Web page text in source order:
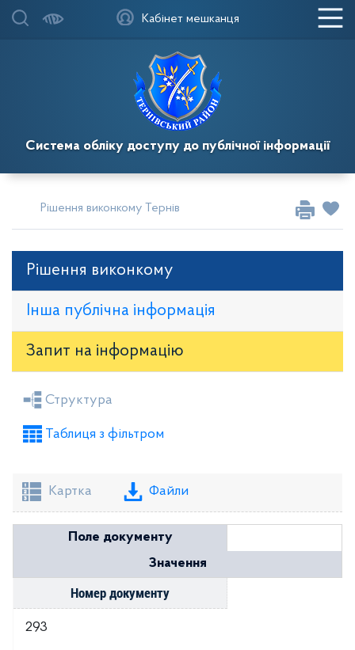
Система обліку доступу до публічної інформації
Кабінет мешканця
Рішення виконкому Тернівської районної у місті ради
Рішення виконкому
Інша публічна інформація
Запит на iнформацію
Засідання районної ради
Проекти рішень районної ради
Структура
Таблиця з фільтром
Картка Файли
Поле документу
Значення
Номер документу
293